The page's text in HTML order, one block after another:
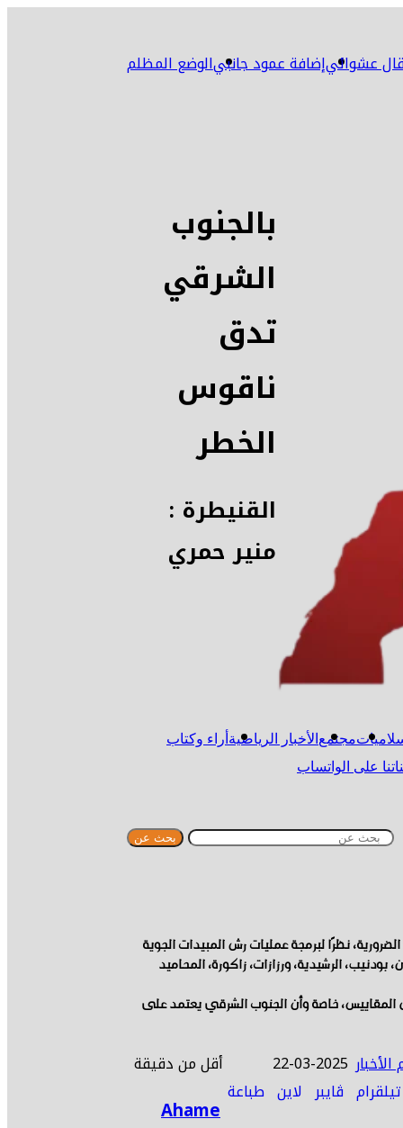
الوضع المظلمإضافة عمود جانبيعشوائي
مجتمع الأخبار الرياضية أراء وكتاب
على الواتساب
بحث عن
بالجنوب
الشرقي
تدق
ناقوس
الخطر
القنيطرة :
منير حمري
نظرًا لبرمجة عمليات رش المبيدات الجوية
الرشيدية، ورزازات، زاكورة، المحاميد
المقاييس، خاصة وأن الجنوب الشرقي يعتمد على
2025-03-22
أقل من دقيقة
تيلقرام ڤايبر لاين طباعة
Ahame